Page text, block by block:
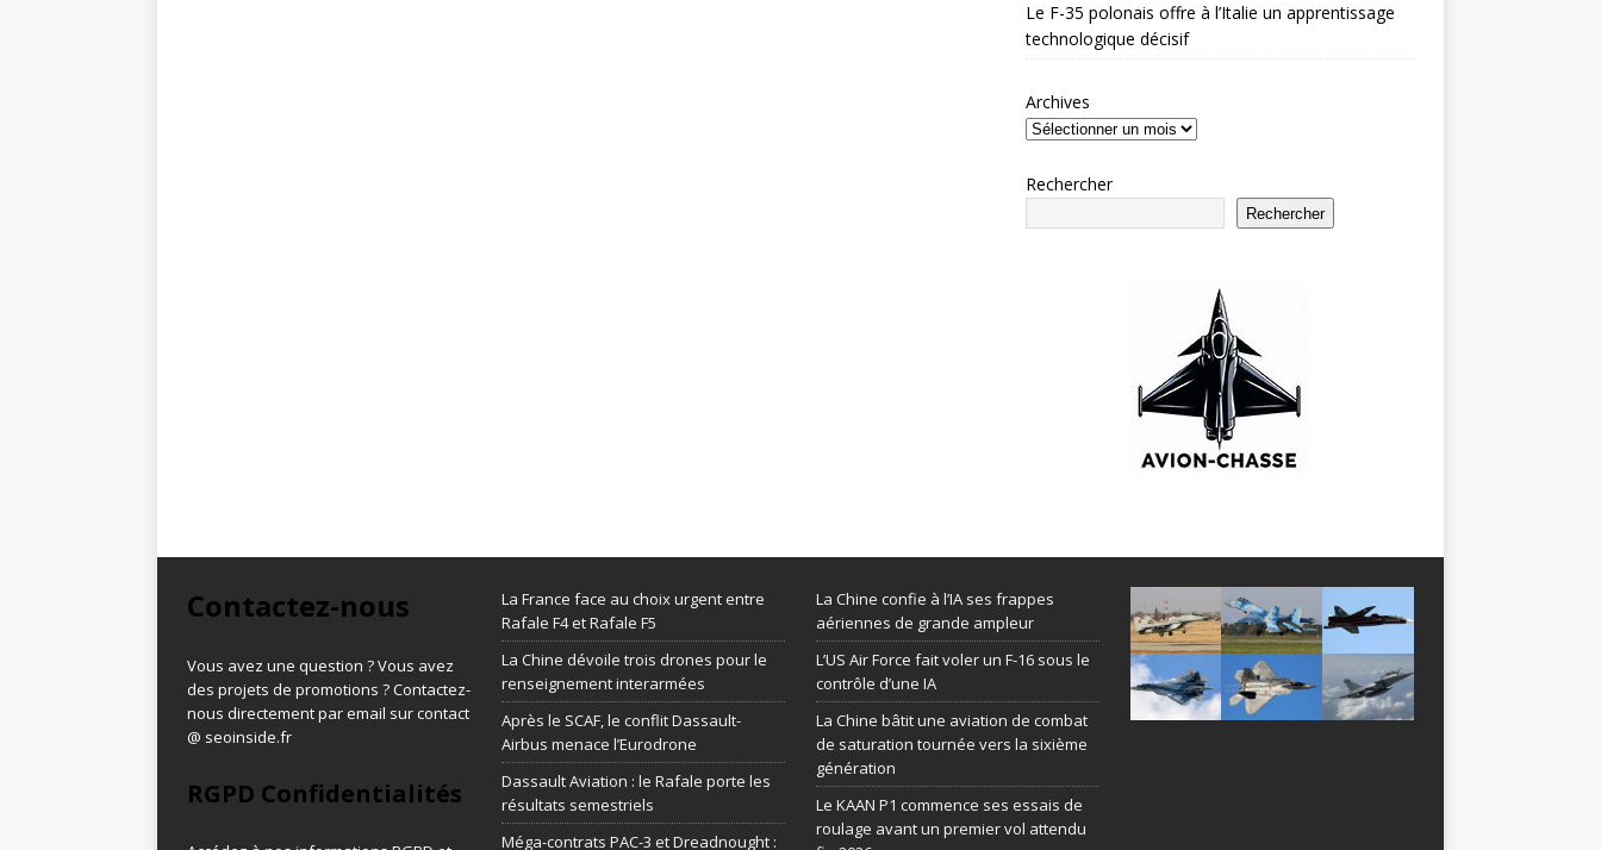
Le F-35 polonais offre à l’Italie un apprentissage
technologique décisif
Archives
Rechercher
Rechercher
Contactez-nous
Vous avez une question ? Vous avez
des projets de promotions ? Contactez-
nous directement par email sur contact
@ seoinside.fr
RGPD Confidentialités
La France face au choix urgent entre
Rafale F4 et Rafale F5
La Chine dévoile trois drones pour le
renseignement interarmées
Après le SCAF, le conflit Dassault-
Airbus menace l’Eurodrone
Dassault Aviation : le Rafale porte les
résultats semestriels
Méga-contrats PAC-3 et Dreadnought :
La Chine confie à l’IA ses frappes
aériennes de grande ampleur
L’US Air Force fait voler un F-16 sous le
contrôle d’une IA
La Chine bâtit une aviation de combat
de saturation tournée vers la sixième
génération
Le KAAN P1 commence ses essais de
roulage avant un premier vol attendu